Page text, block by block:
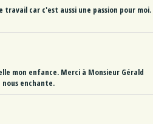
car c'est aussi une passion pour moi.
mon enfance. Merci à Monsieur Gérald
nous enchante.